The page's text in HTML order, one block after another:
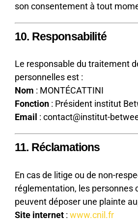
son consentement à tout
10. Responsabilité
Le responsable du traitement
personnelles est :
Nom : MONTÉCATTINI
Fonction: Président institut
Email : contact@institut-
11. Réclamations
En cas de litige ou de non-
réglementation, les personnes
peuvent déposer une plainte
Site internet: www.cnil.fr